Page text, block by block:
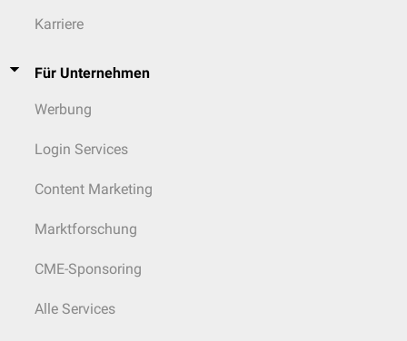
Karriere
Für Unternehmen
Werbung
Login Services
Content Marketing
Marktforschung
CME-Sponsoring
Alle Services